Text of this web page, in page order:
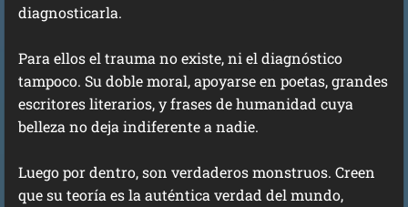
diagnosticarla.
Para ellos el trauma no existe, ni el diagnóstico
tampoco. Su doble moral, apoyarse en poetas, grandes
escritores literarios, y frases de humanidad cuya
belleza no deja indiferente a nadie.
Luego por dentro, son verdaderos monstruos. Creen
que su teoría es la auténtica verdad del mundo,